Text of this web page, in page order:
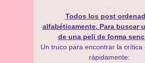
Todos los post
alfabéticamente. Para buscar
de una peli de forma
Un truco para encontrar la crítica
rápidamente: